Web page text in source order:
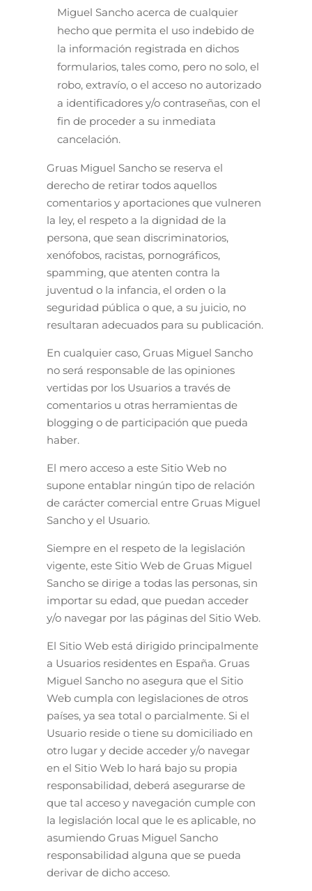
Miguel Sancho acerca de cualquier
hecho que permita el uso indebido de
la información registrada en dichos
formularios, tales como, pero no solo, el
robo, extravío, o el acceso no autorizado
a identificadores y/o contraseñas, con el
fin de proceder a su inmediata
cancelación.
Gruas Miguel Sancho se reserva el
derecho de retirar todos aquellos
comentarios y aportaciones que vulneren
la ley, el respeto a la dignidad de la
persona, que sean discriminatorios,
xenófobos, racistas, pornográficos,
spamming, que atenten contra la
juventud o la infancia, el orden o la
seguridad pública o que, a su juicio, no
resultaran adecuados para su publicación.
En cualquier caso, Gruas Miguel Sancho
no será responsable de las opiniones
vertidas por los Usuarios a través de
comentarios u otras herramientas de
blogging o de participación que pueda
haber.
El mero acceso a este Sitio Web no
supone entablar ningún tipo de relación
de carácter comercial entre Gruas Miguel
Sancho y el Usuario.
Siempre en el respeto de la legislación
vigente, este Sitio Web de Gruas Miguel
Sancho se dirige a todas las personas, sin
importar su edad, que puedan acceder
y/o navegar por las páginas del Sitio Web.
El Sitio Web está dirigido principalmente
a Usuarios residentes en España. Gruas
Miguel Sancho no asegura que el Sitio
Web cumpla con legislaciones de otros
países, ya sea total o parcialmente. Si el
Usuario reside o tiene su domiciliado en
otro lugar y decide acceder y/o navegar
en el Sitio Web lo hará bajo su propia
responsabilidad, deberá asegurarse de
que tal acceso y navegación cumple con
la legislación local que le es aplicable, no
asumiendo Gruas Miguel Sancho
responsabilidad alguna que se pueda
derivar de dicho acceso.